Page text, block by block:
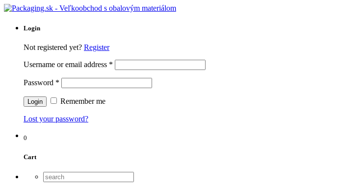
Login
Not registered yet? Register
Username or email address *
Password *
Remember me
Lost your password?
0
Cart